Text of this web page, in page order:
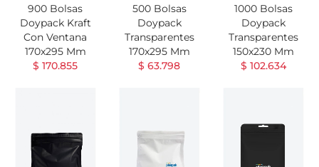
900 Bolsas
Doypack Kraft
Con Ventana
170x295 Mm
$ 170.855
500 Bolsas
Doypack
Transparentes
170x295 Mm
$ 63.798
1000 Bolsas
Doypack
Transparentes
150x230 Mm
$ 102.634